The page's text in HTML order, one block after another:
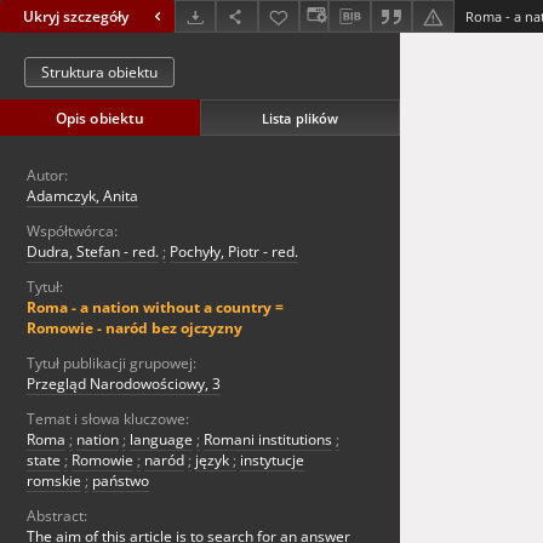
Ukryj szczegóły
Struktura obiektu
Opis obiektu Lista plików
Autor:
Adamczyk, Anita
Współtwórca:
Dudra, Stefan - red. ; Pochyły, Piotr - red.
Tytuł:
Roma - a nation without a country =
Romowie - naród bez ojczyzny
Tytuł publikacji grupowej:
Przegląd Narodowościowy, 3
Temat i słowa kluczowe:
Roma ; nation ; language ; Romani institutions ;
state ; Romowie ; naród ; język ; instytucje
romskie ; państwo
Abstract:
The aim of this article is to search for an answer